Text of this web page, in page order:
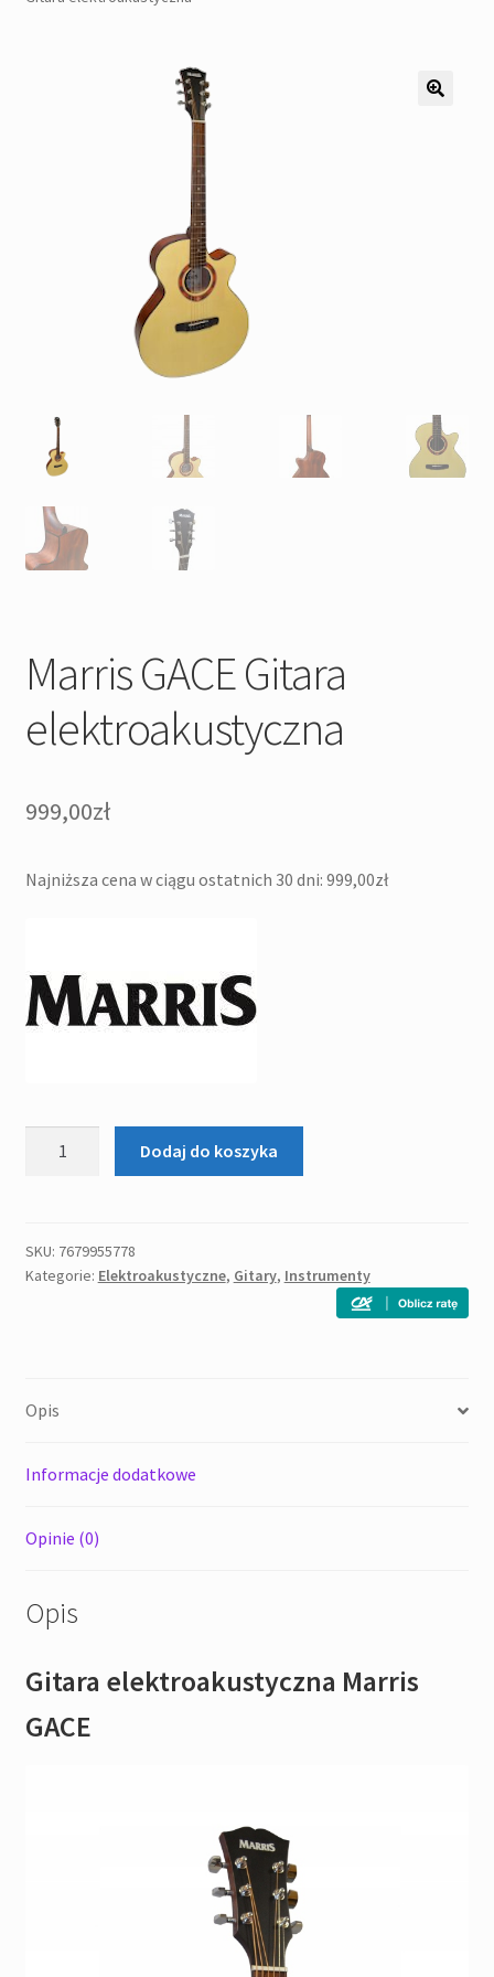
Pozostałe
Marris GACE Gitara
elektroakustyczna
999,00zł
Najniższa cena w ciągu ostatnich 30 dni: 999,00zł
elektroakustyczna
Dodaj do koszyka
SKU: 7679955778
Kategorie: Elektroakustyczne, Gitary, Instrumenty
Opis
Informacje dodatkowe
Opinie (0)
Opis
Gitara elektroakustyczna Marris
GACE